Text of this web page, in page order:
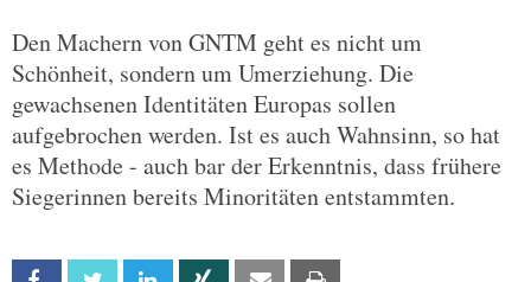
Den Machern von GNTM geht es nicht um
Schönheit, sondern um Umerziehung. Die
gewachsenen Identitäten Europas sollen
aufgebrochen werden. Ist es auch Wahnsinn, so hat
es Methode - auch bar der Erkenntnis, dass frühere
Siegerinnen bereits Minoritäten entstammten.